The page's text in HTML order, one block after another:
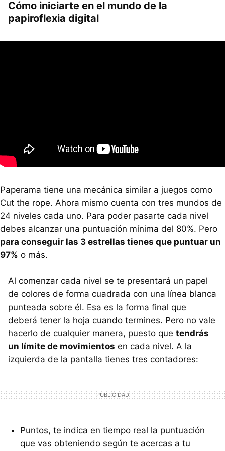
Cómo iniciarte en el mundo de la
papiroflexia digital
Paperama tiene una mecánica similar a juegos como
Cut the rope. Ahora mismo cuenta con tres mundos de
24 niveles cada uno. Para poder pasarte cada nivel
debes alcanzar una puntuación mínima del 80%. Pero
para conseguir las 3 estrellas tienes que puntuar un
97% o más.
Al comenzar cada nivel se te presentará un papel
de colores de forma cuadrada con una línea blanca
punteada sobre él. Esa es la forma final que
deberá tener la hoja cuando termines. Pero no vale
hacerlo de cualquier manera, puesto que tendrás
un límite de movimientos en cada nivel. A la
izquierda de la pantalla tienes tres contadores:
Puntos, te indica en tiempo real la puntuación
que vas obteniendo según te acercas a tu